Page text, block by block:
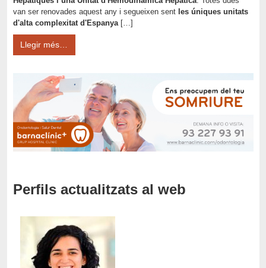
van ser renovades aquest any i segueixen sent les úniques unitats
d'alta complexitat d'Espanya[…]
Llegir més…
Perfils actualitzats al web